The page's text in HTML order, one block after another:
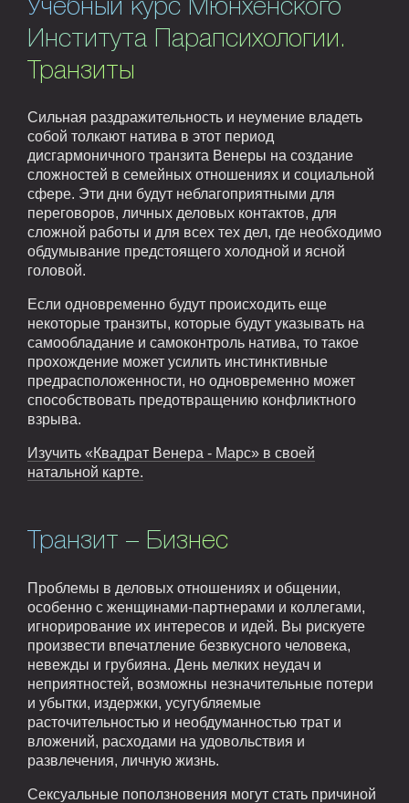
Учебный курс Мюнхенского
Института Парапсихологии.
Транзиты
Сильная раздражительность и неумение владеть
собой толкают натива в этот период
дисгармоничного транзита Венеры на создание
сложностей в семейных отношениях и социальной
сфере. Эти дни будут неблагоприятными для
переговоров, личных деловых контактов, для
сложной работы и для всех тех дел, где необходимо
обдумывание предстоящего холодной и ясной
головой.
Если одновременно будут происходить еще
некоторые транзиты, которые будут указывать на
самообладание и самоконтроль натива, то такое
прохождение может усилить инстинктивные
предрасположенности, но одновременно может
способствовать предотвращению конфликтного
взрыва.
Изучить «Квадрат Венера - Марс» в своей
натальной карте.
Транзит – Бизнес
Проблемы в деловых отношениях и общении,
особенно с женщинами-партнерами и коллегами,
игнорирование их интересов и идей. Вы рискуете
произвести впечатление безвкусного человека,
невежды и грубияна. День мелких неудач и
неприятностей, возможны незначительные потери
и убытки, издержки, усугубляемые
расточительностью и необдуманностью трат и
вложений, расходами на удовольствия и
развлечения, личную жизнь.
Сексуальные поползновения могут стать причиной